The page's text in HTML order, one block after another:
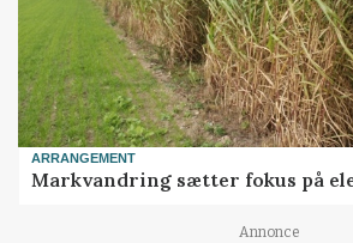
ARRANGEMENT
Markvandring sætter fokus på
Annonce